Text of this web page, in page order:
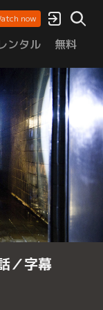
now
ンタル 無料
／字幕